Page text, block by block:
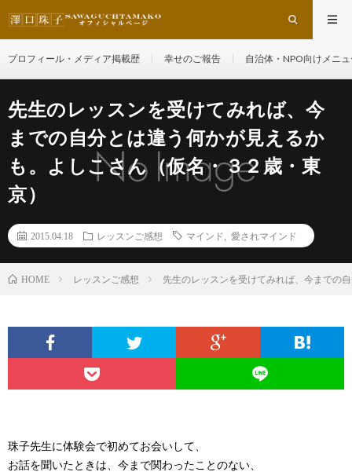
プロフィール・メディア掲載歴 幸せのご報告 自治体・NPO向けメニ
先生のレッスンを受けてみれば、今
までの自分とは違う何かが見えるか
も。よしこさん（仮名・３２歳・東
京）
2015.04.18 レッスンご感想 マインド 愛されマインド
HOME レッスンご感想 先生のレッスンを受けてみれば、今までの
珠子先生に体験会で初めてお会いして、
お話を聞いたときは、今まで関わったことのない、